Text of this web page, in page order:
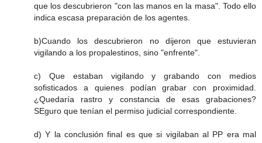
que los descubrieron "con las manos en la masa". Todo ello
indica escasa preparación de los agentes.
b)Cuando los descubrieron no dijeron que estuvieran
vigilando a los propalestinos, sino "enfrente".
c) Que estaban vigilando y grabando con medios
sofisticados a quienes podían grabar con proximidad.
¿Quedaría rastro y constancia de esas grabaciones?
SEguro que tenían el permiso judicial correspondiente.
d) Y la conclusión final es que si vigilaban al PP era mal